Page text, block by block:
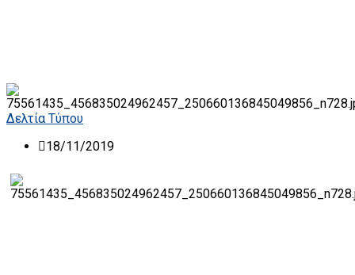
Δελτία Τύπου
18/11/2019